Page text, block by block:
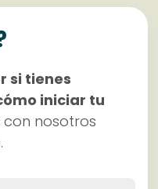
si tienes
iniciar tu
nosotros